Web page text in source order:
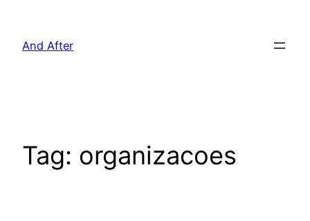
And After
Tag: organizacoes